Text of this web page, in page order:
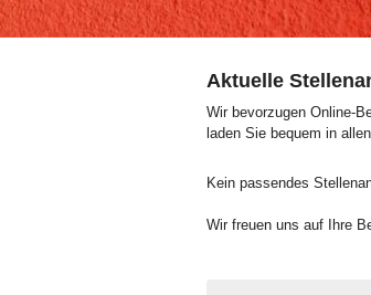
Aktuelle
Wir bevorzugen Online-
laden Sie bequem in
Kein passendes
Wir freuen uns auf Ihre